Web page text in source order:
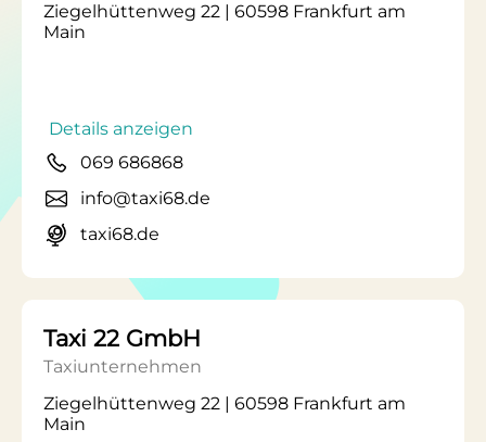
Ziegelhüttenweg 22 | 60598 Frankfurt am
Main
Details anzeigen
069 686868
info@taxi68.de
taxi68.de
Taxi 22 GmbH
Taxiunternehmen
Ziegelhüttenweg 22 | 60598 Frankfurt am
Main